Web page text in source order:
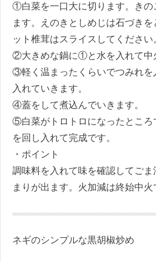
①白菜を一口大に切ります。きの
ます。えのきとしめじは石づき
ット椎茸はスライスしてください
②大きめな鍋に①と水を入れて中
③軽く温まったくらいでつみれを
入れていきます。
④蓋をして煮込んでいきます。
⑤白菜がトロトロになったところ
を回し入れて完成です。
・ポイント
調味料を入れて味を確認してごま
まりが出ます。火加減は終始中火
ネギのシンプルな黒胡椒炒め